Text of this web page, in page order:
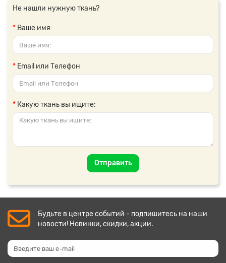
Не нашли нужную ткань?
Ваше имя:
Email или Телефон
Какую ткань вы ищите:
Отправить
Будьте в центре событий - подпишитесь на наши
новости! Новинки, скидки, акции.